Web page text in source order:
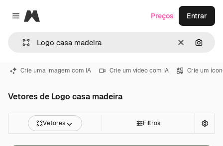
Close menu
Magnific
Limpar
Preços Entrar
Crie uma imagem com IA Crie um vídeo com IA Crie um
Vetores de Logo casa madeira
Vetores Filtros